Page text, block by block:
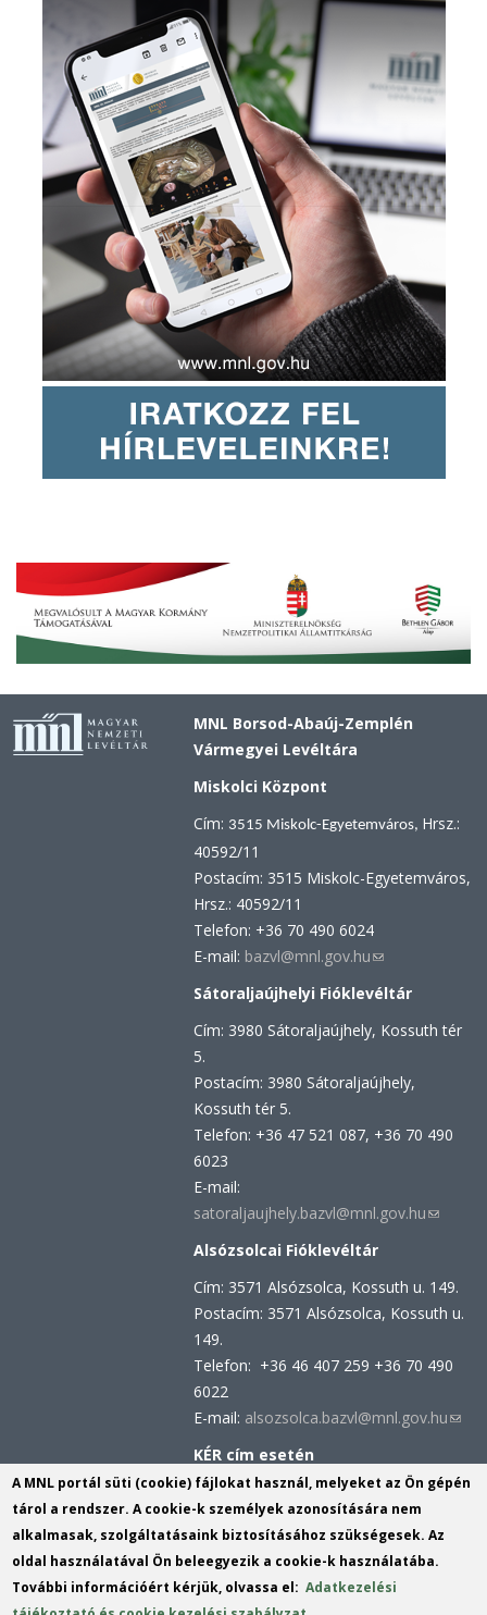
MNL Borsod-Abaúj-Zemplén
Vármegyei Levéltára
Miskolci Központ
Cím: 3515 Miskolc-Egyetemváros, Hrsz.:
40592/11
Postacím: 3515 Miskolc-Egyetemváros,
Hrsz.: 40592/11
Telefon: +36 70 490 6024
E-mail: bazvl@mnl.gov.hu(link
sends
mail)
Sátoraljaújhelyi Fióklevéltár
Cím: 3980 Sátoraljaújhely, Kossuth tér
5.
Postacím: 3980 Sátoraljaújhely,
Kossuth tér 5.
Telefon: +36 47 521 087, +36 70 490
6023
E-mail:
satoraljaujhely.bazvl@mnl.gov.hu(link
mail)
Alsózsolcai Fióklevéltár
Cím: 3571 Alsózsolca, Kossuth u. 149.
Postacím: 3571 Alsózsolca, Kossuth u.
149.
Telefon: +36 46 407 259 +36 70 490
6022
E-mail: alsozsolca.bazvl@mnl.gov.hu(link
e-
KÉR cím esetén
KRID azonosító: 113809158
KÉR azonosító: MNL BAZML
Hivatali kapu cím:
KRID azonosító: 160343931
A MNL portál süti (cookie) fájlokat használ, melyeket az Ön gépén
tárol a rendszer. A cookie-k személyek azonosítására nem
alkalmasak, szolgáltatásaink biztosításához szükségesek. Az
oldal használatával Ön beleegyezik a cookie-k használatába.
További információért kérjük, olvassa el:Adatkezelési